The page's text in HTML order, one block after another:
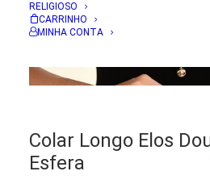
RELIGIOSO
CARRINHO
MINHA CONTA
Colar Longo Elos
Esfera